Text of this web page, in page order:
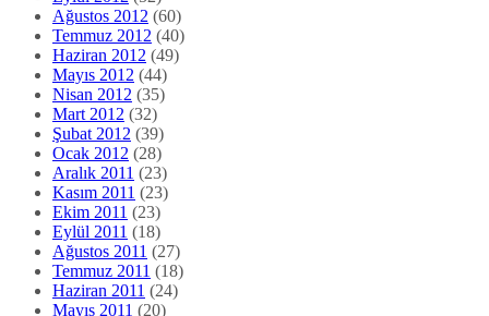
Ağustos 2012 (60)
Temmuz 2012 (40)
Haziran 2012 (49)
Mayıs 2012 (44)
Nisan 2012 (35)
Mart 2012 (32)
Şubat 2012 (39)
Ocak 2012 (28)
Aralık 2011 (23)
Kasım 2011 (23)
Ekim 2011 (23)
Eylül 2011 (18)
Ağustos 2011 (27)
Temmuz 2011 (18)
Haziran 2011 (24)
Mayıs 2011 (20)